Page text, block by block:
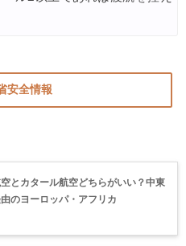
安全情報
とカタール航空どちらがいい？中東
のヨーロッパ・アフリカ